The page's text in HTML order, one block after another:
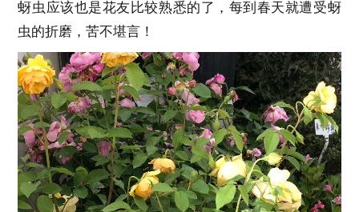
蚜虫应该也是花友比较熟悉的了，每到春天就遭受蚜
虫的折磨，苦不堪言！